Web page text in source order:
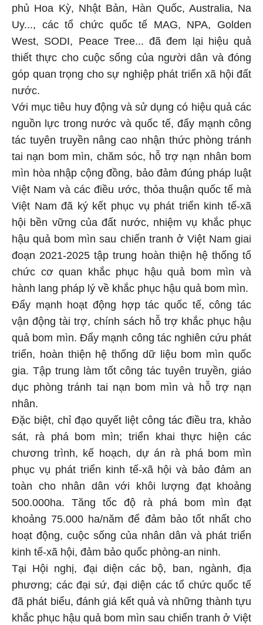
phủ Hoa Kỳ, Nhật Bản, Hàn Quốc, Australia, Na
Uy..., các tổ chức quốc tế MAG, NPA, Golden
West, SODI, Peace Tree... đã đem lại hiệu quả
thiết thực cho cuộc sống của người dân và đóng
góp quan trọng cho sự nghiệp phát triển xã hội đất
nước.
Với mục tiêu huy động và sử dụng có hiệu quả các
nguồn lực trong nước và quốc tế, đẩy mạnh công
tác tuyên truyền nâng cao nhận thức phòng tránh
tai nạn bom mìn, chăm sóc, hỗ trợ nạn nhân bom
mìn hòa nhập cộng đồng, bảo đảm đúng pháp luật
Việt Nam và các điều ước, thỏa thuận quốc tế mà
Việt Nam đã ký kết phục vụ phát triển kinh tế-xã
hội bền vững của đất nước, nhiệm vụ khắc phục
hậu quả bom mìn sau chiến tranh ở Việt Nam giai
đoạn 2021-2025 tập trung hoàn thiện hệ thống tổ
chức cơ quan khắc phục hậu quả bom mìn và
hành lang pháp lý về khắc phục hậu quả bom mìn.
Đẩy mạnh hoạt động hợp tác quốc tế, công tác
vận động tài trợ, chính sách hỗ trợ khắc phục hậu
quả bom mìn. Đẩy mạnh công tác nghiên cứu phát
triển, hoàn thiện hệ thống dữ liệu bom mìn quốc
gia. Tập trung làm tốt công tác tuyên truyền, giáo
dục phòng tránh tai nạn bom mìn và hỗ trợ nạn
nhân.
Đặc biệt, chỉ đạo quyết liệt công tác điều tra, khảo
sát, rà phá bom mìn; triển khai thực hiện các
chương trình, kế hoạch, dự án rà phá bom mìn
phục vụ phát triển kinh tế-xã hội và bảo đảm an
toàn cho nhân dân với khôi lượng đạt khoảng
500.000ha. Tăng tốc độ rà phá bom mìn đạt
khoảng 75.000 ha/năm để đảm bảo tốt nhất cho
hoạt động, cuộc sống của nhân dân và phát triển
kinh tế-xã hội, đảm bảo quốc phòng-an ninh.
Tại Hội nghị, đại diện các bộ, ban, ngành, địa
phương; các đại sứ, đại diện các tổ chức quốc tế
đã phát biểu, đánh giá kết quả và những thành tựu
khắc phục hậu quả bom mìn sau chiến tranh ở Việt